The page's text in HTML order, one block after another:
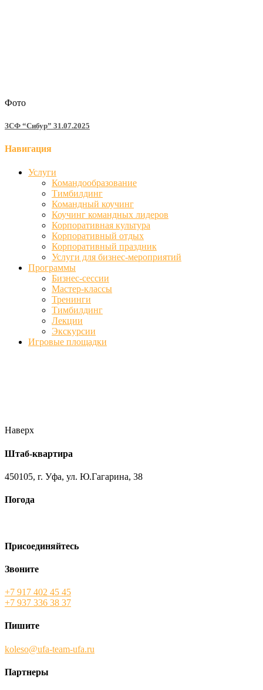
Фото
ЗСФ “Сибур” 31.07.2025
Навигация
Услуги
Командообразование
Тимбилдинг
Командный коучинг
Коучинг командных лидеров
Корпоративная культура
Корпоративный отдых
Корпоративный праздник
Услуги для бизнес-мероприятий
Программы
Бизнес-сессии
Мастер-классы
Тренинги
Тимбилдинг
Лекции
Экскурсии
Игровые площадки
Наверх
Штаб-квартира
450105, г. Уфа, ул. Ю.Гагарина, 38
Погода
Присоединяйтесь
Звоните
+7 917 402 45 45
+7 937 336 38 37
Пишите
koleso@ufa-team-ufa.ru
Партнеры